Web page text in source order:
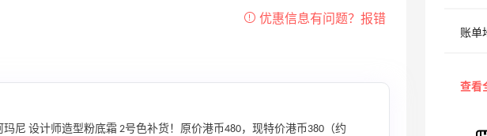
玛尼 设计师造型粉底霜 2号色补货！原价港币480，现特价港币380（约
账单